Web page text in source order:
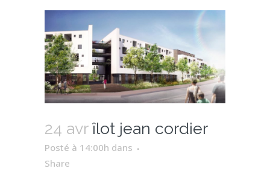
24 avr îlot jean cordier
Posté à 14:00h dans
Share